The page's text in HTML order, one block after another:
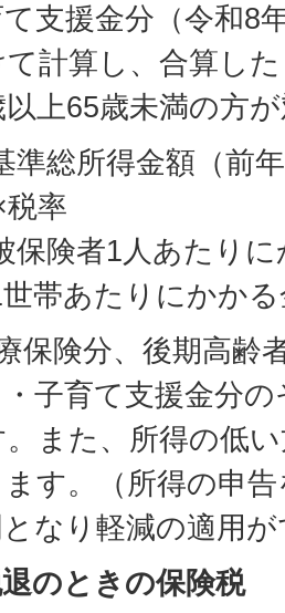
支援金分（令和8
計算し、合算し
上65歳未満の方
総所得金額（前
率
険者1人あたりに
帯あたりにかかる
保険分、後期高齢
子育て支援金分
また、所得の低
す。（所得の申
なり軽減の適用
のときの保険税